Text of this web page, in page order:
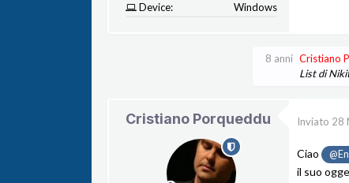
Device:
Windows
8 anni Cristiano
List di
Cristiano Porqueddu Inviato 28
Ciao
il suo